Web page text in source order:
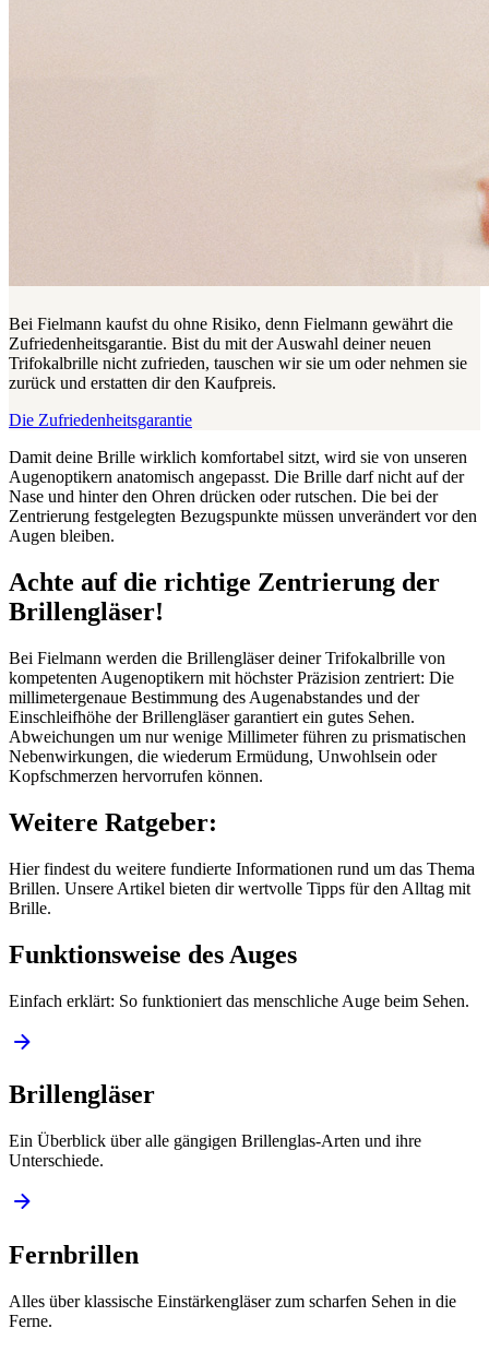
Bei Fielmann kaufst du ohne Risiko, denn Fielmann gewährt die
Zufriedenheitsgarantie. Bist du mit der Auswahl deiner neuen
Trifokalbrille nicht zufrieden, tauschen wir sie um oder nehmen sie
zurück und erstatten dir den Kaufpreis.
Die Zufriedenheitsgarantie
Damit deine Brille wirklich komfortabel sitzt, wird sie von unseren
Augenoptikern anatomisch angepasst. Die Brille darf nicht auf der
Nase und hinter den Ohren drücken oder rutschen. Die bei der
Zentrierung festgelegten Bezugspunkte müssen unverändert vor den
Augen bleiben.
Achte auf die richtige Zentrierung der
Brillengläser!
Bei Fielmann werden die Brillengläser deiner Trifokalbrille von
kompetenten Augenoptikern mit höchster Präzision zentriert: Die
millimetergenaue Bestimmung des Augenabstandes und der
Einschleifhöhe der Brillengläser garantiert ein gutes Sehen.
Abweichungen um nur wenige Millimeter führen zu prismatischen
Nebenwirkungen, die wiederum Ermüdung, Unwohlsein oder
Kopfschmerzen hervorrufen können.
Weitere Ratgeber:
Hier findest du weitere fundierte Informationen rund um das Thema
Brillen. Unsere Artikel bieten dir wertvolle Tipps für den Alltag mit
Brille.
Funktionsweise des Auges
Einfach erklärt: So funktioniert das menschliche Auge beim Sehen.
Brillengläser
Ein Überblick über alle gängigen Brillenglas-Arten und ihre
Unterschiede.
Fernbrillen
Alles über klassische Einstärkengläser zum scharfen Sehen in die
Ferne.